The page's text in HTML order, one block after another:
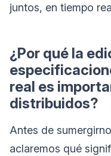
juntos, en tiempo
¿Por qué la
real es
distribuidos?
Antes de
aclaremos qué